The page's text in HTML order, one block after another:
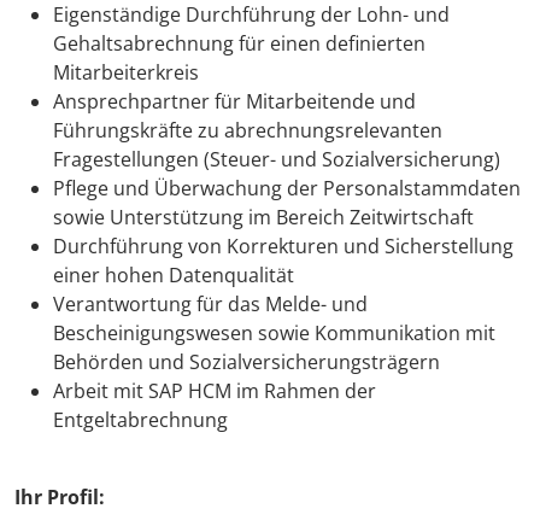
Eigenständige Durchführung der Lohn- und
Gehaltsabrechnung für einen definierten
Mitarbeiterkreis
Ansprechpartner für Mitarbeitende und
Führungskräfte zu abrechnungsrelevanten
Fragestellungen (Steuer- und Sozialversicherung)
Pflege und Überwachung der Personalstammdaten
sowie Unterstützung im Bereich Zeitwirtschaft
Durchführung von Korrekturen und Sicherstellung
einer hohen Datenqualität
Verantwortung für das Melde- und
Bescheinigungswesen sowie Kommunikation mit
Behörden und Sozialversicherungsträgern
Arbeit mit SAP HCM im Rahmen der
Entgeltabrechnung
Ihr Profil: